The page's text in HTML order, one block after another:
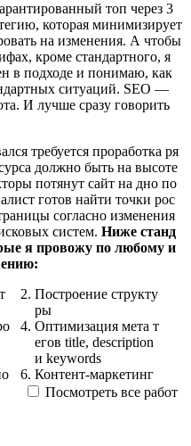
топ через 3
которая минимизирует
на изменения. А чтобы
кроме стандартного, я
в подходе и понимаю, как
ситуаций. SEO —
И лучше сразу говорить
требуется проработка ря
должно быть на высоте
потянут сайт на дно по
готов найти точки рос
согласно изменения
систем. Ниже станд
я провожу по любому и
Построение структу
ры
Оптимизация мета т
егов title, description
и keywords
Контент-маркетинг
Посмотреть все работ